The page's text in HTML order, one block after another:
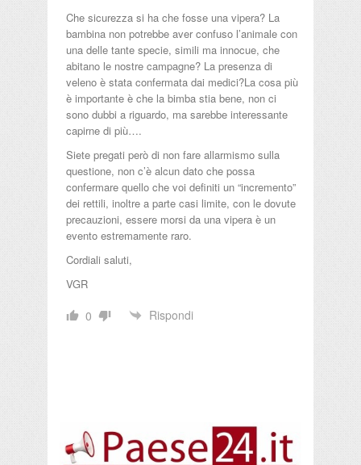
Che sicurezza si ha che fosse una vipera? La
bambina non potrebbe aver confuso l’animale con
una delle tante specie, simili ma innocue, che
abitano le nostre campagne? La presenza di
veleno è stata confermata dai medici?La cosa più
è importante è che la bimba stia bene, non ci
sono dubbi a riguardo, ma sarebbe interessante
capirne di più….
Siete pregati però di non fare allarmismo sulla
questione, non c’è alcun dato che possa
confermare quello che voi definiti un “incremento”
dei rettili, inoltre a parte casi limite, con le dovute
precauzioni, essere morsi da una vipera è un
evento estremamente raro.
Cordiali saluti,
VGR
0 Rispondi